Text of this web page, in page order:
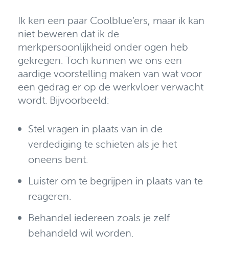
Ik ken een paar Coolblue’ers, maar ik kan
niet beweren dat ik de
merkpersoonlijkheid onder ogen heb
gekregen. Toch kunnen we ons een
aardige voorstelling maken van wat voor
een gedrag er op de werkvloer verwacht
wordt. Bijvoorbeeld:
Stel vragen in plaats van in de
verdediging te schieten als je het
oneens bent.
Luister om te begrijpen in plaats van te
reageren.
Behandel iedereen zoals je zelf
behandeld wil worden.